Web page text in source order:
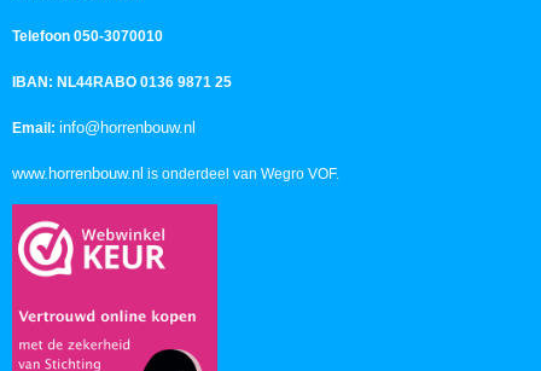
Telefoon 050-3070010
IBAN: NL44RABO 0136 9871 25
Email: info@horrenbouw.nl
www.horrenbouw.nl is onderdeel van Wegro VOF.